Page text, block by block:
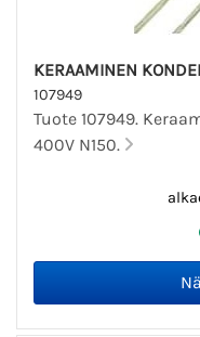
KERAAMINEN
107949
Tuote 107949.
400V N150.